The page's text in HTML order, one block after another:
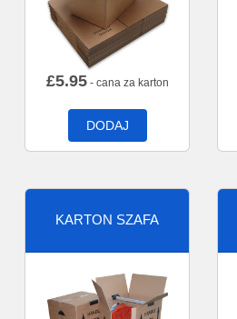
£5.95- cana za karton
DODAJ
KARTON SZAFA